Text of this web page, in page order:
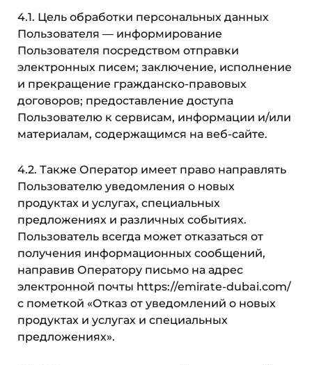
4.1. Цель обработки персональных данных
Пользователя — информирование
Пользователя посредством отправки
электронных писем; заключение, исполнение
и прекращение гражданско-правовых
договоров; предоставление доступа
Пользователю к сервисам, информации и/или
материалам, содержащимся на веб-сайте.
4.2. Также Оператор имеет право направлять
Пользователю уведомления о новых
продуктах и услугах, специальных
предложениях и различных событиях.
Пользователь всегда может отказаться от
получения информационных сообщений,
направив Оператору письмо на адрес
электронной почты https://emirate-dubai.com/
с пометкой «Отказ от уведомлений о новых
продуктах и услугах и специальных
предложениях».